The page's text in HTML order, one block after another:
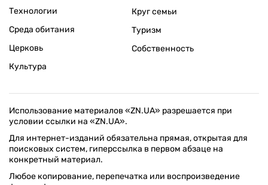
Технологии
Среда обитания
Церковь
Культура
Круг семьи
Туризм
Собственность
Использование материалов «ZN.UA» разрешается при
условии ссылки на «ZN.UA».
Для интернет-изданий обязательна прямая, открытая для
поисковых систем, гиперссылка в первом абзаце на
конкретный материал.
Любое копирование, перепечатка или воспроизведение